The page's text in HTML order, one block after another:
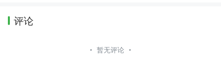
评论
暂无评论